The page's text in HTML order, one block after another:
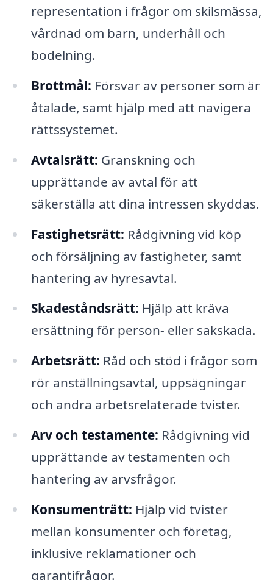
representation i frågor om skilsmässa,
vårdnad om barn, underhåll och
bodelning.
Brottmål: Försvar av personer som är
åtalade, samt hjälp med att navigera
rättssystemet.
Avtalsrätt: Granskning och
upprättande av avtal för att
säkerställa att dina intressen skyddas.
Fastighetsrätt: Rådgivning vid köp
och försäljning av fastigheter, samt
hantering av hyresavtal.
Skadeståndsrätt: Hjälp att kräva
ersättning för person- eller sakskada.
Arbetsrätt: Råd och stöd i frågor som
rör anställningsavtal, uppsägningar
och andra arbetsrelaterade tvister.
Arv och testamente: Rådgivning vid
upprättande av testamenten och
hantering av arvsfrågor.
Konsumenträtt: Hjälp vid tvister
mellan konsumenter och företag,
inklusive reklamationer och
garantifrågor.